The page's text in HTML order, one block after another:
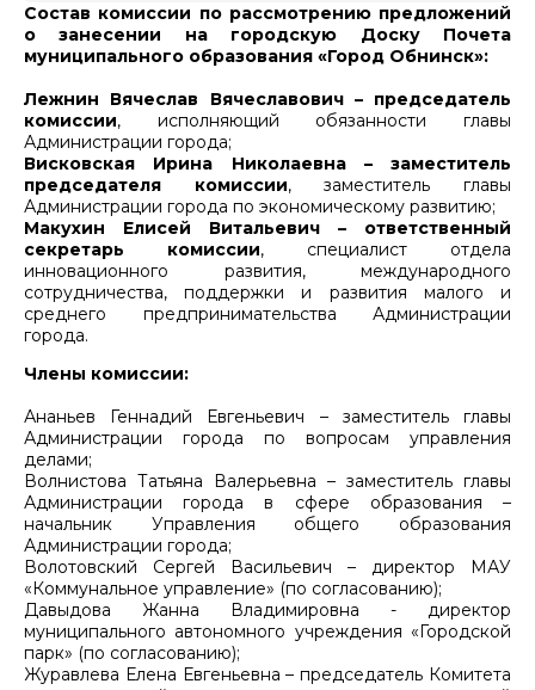
Cостав комиссии по рассмотрению предложений
о занесении на городскую Доску Почета
муниципального образования «Город Обнинск»:
Лежнин Вячеслав Вячеславович – председатель
комиссии, исполняющий обязанности главы
Администрации города;
Висковская Ирина Николаевна – заместитель
председателя комиссии, заместитель главы
Администрации города по экономическому развитию;
Макухин Елисей Витальевич – ответственный
секретарь комиссии, специалист отдела
инновационного развития, международного
сотрудничества, поддержки и развития малого и
среднего предпринимательства Администрации
города.
Члены комиссии:
Ананьев Геннадий Евгеньевич – заместитель главы
Администрации города по вопросам управления
делами;
Волнистова Татьяна Валерьевна – заместитель главы
Администрации города в сфере образования –
начальник Управления общего образования
Администрации города;
Волотовский Сергей Васильевич – директор МАУ
«Коммунальное управление» (по согласованию);
Давыдова Жанна Владимировна - директор
муниципального автономного учреждения «Городской
парк» (по согласованию);
Журавлева Елена Евгеньевна – председатель Комитета